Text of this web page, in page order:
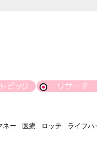
ピック リサーチ
ネー 医療 ロッテ ライフハ